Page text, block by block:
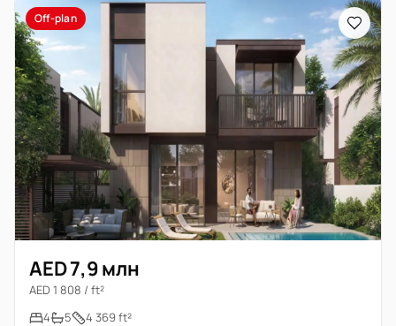
Off-plan
AED 7,9 млн
AED 1 808 / ft²
4
5 4 369 ft²